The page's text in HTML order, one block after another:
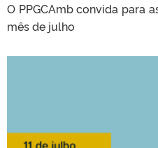
O PPGCAmb convida para
mês de julho